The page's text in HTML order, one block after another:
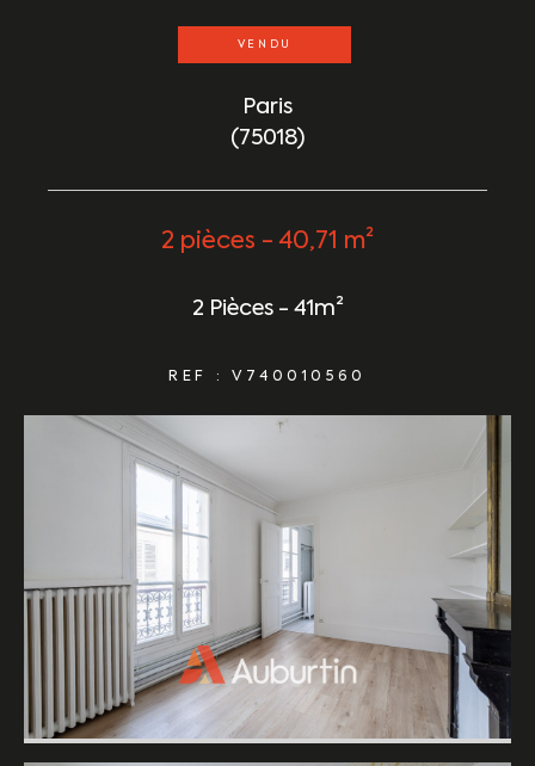
VENDU
Paris
(75018)
2 pièces - 40,71 m²
2 Pièces - 41m²
REF : V740010560